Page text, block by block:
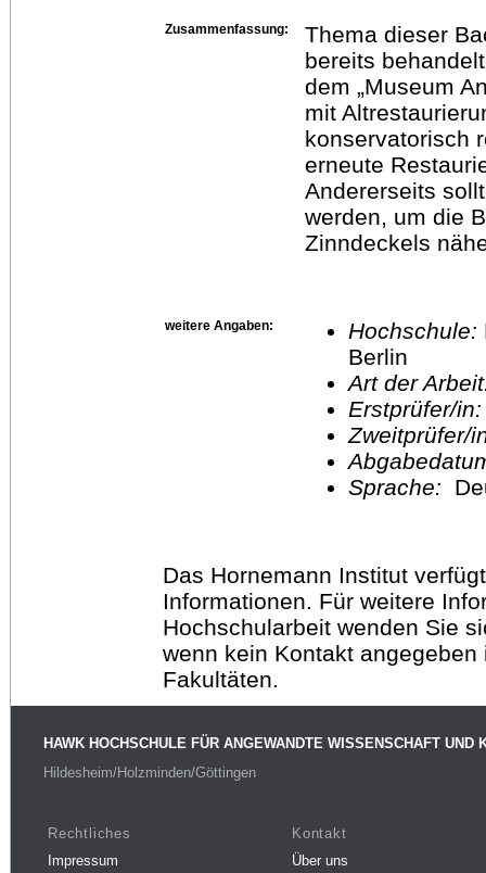
Zusammenfassung:
Thema dieser
bereits
dem „Museum
mit
konservatorisch
erneute
Andererseits
werden, um die
Zinndeckels
weitere Angaben: Hochschule:
Berlin
Art der
Erstprüfer/
Sprache:
Das Hornemann Institut
Informationen. Für weitere
Hochschularbeit wenden Sie
wenn kein Kontakt
Fakultäten.
HAWK HOCHSCHULE FÜR ANGEWANDTE WISSENSCHAFT UND
Hildesheim/Holzminden/Göttingen
Rechtliches
Impressum
Kontakt
Über uns